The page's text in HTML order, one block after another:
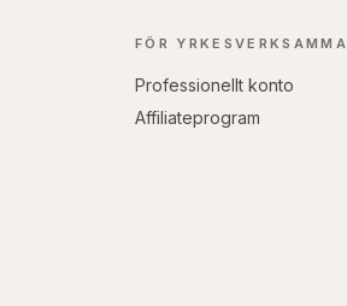
FÖR YRKESVERKSAMMA
Professionellt konto
Affiliateprogram